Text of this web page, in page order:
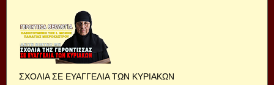
ΣΧΟΛΙΑ ΣΕ ΕΥΑΓΓΕΛΙΑ ΤΩΝ ΚΥΡΙΑΚΩΝ